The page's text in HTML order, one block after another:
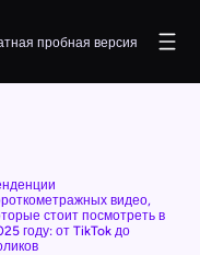
пробная версия
видео,
стоит посмотреть в
году: от TikTok до